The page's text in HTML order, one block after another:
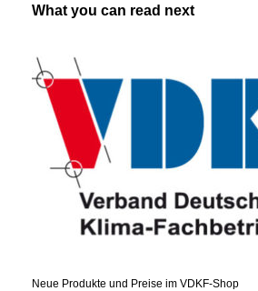
What you can read next
Neue Produkte und Preise im VDKF-Shop